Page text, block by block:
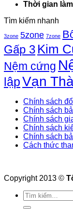
Thời gian
Tìm kiếm nhanh
3zone 5zone 7zone
Gấp 3 Kim
Nệm cứng
lậpVạn
Chính sách
Chính sách
Chính sách
Chính sách
Chính sách
Cách thức
Copyright 2013 ©
Tìm
kiếm: